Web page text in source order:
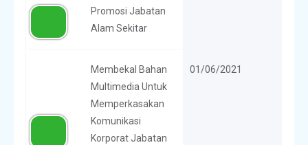
Promosi Jabatan
Alam Sekitar
Membekal Bahan
Multimedia Untuk
Memperkasakan
Komunikasi
Korporat Jabatan
01/06/2021